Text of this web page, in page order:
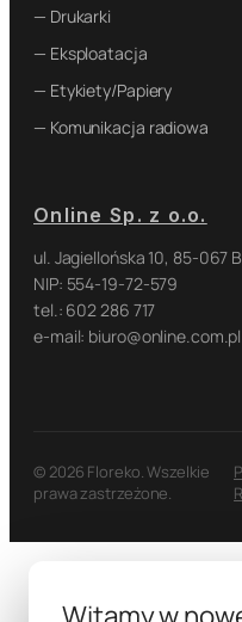
— Drukarki
— Eksploatacja
— Etykiety/Papiery
— Komunikacja radiowa
Online Sp. z o.o.
ul. Jagiellońska 10, 85-067
NIP: 554-19-72-579
tel.: 602 286 717
e-mail: biuro@online.com.pl
© 2026 Floreko. Wszelkie
prawa zastrzeżone.